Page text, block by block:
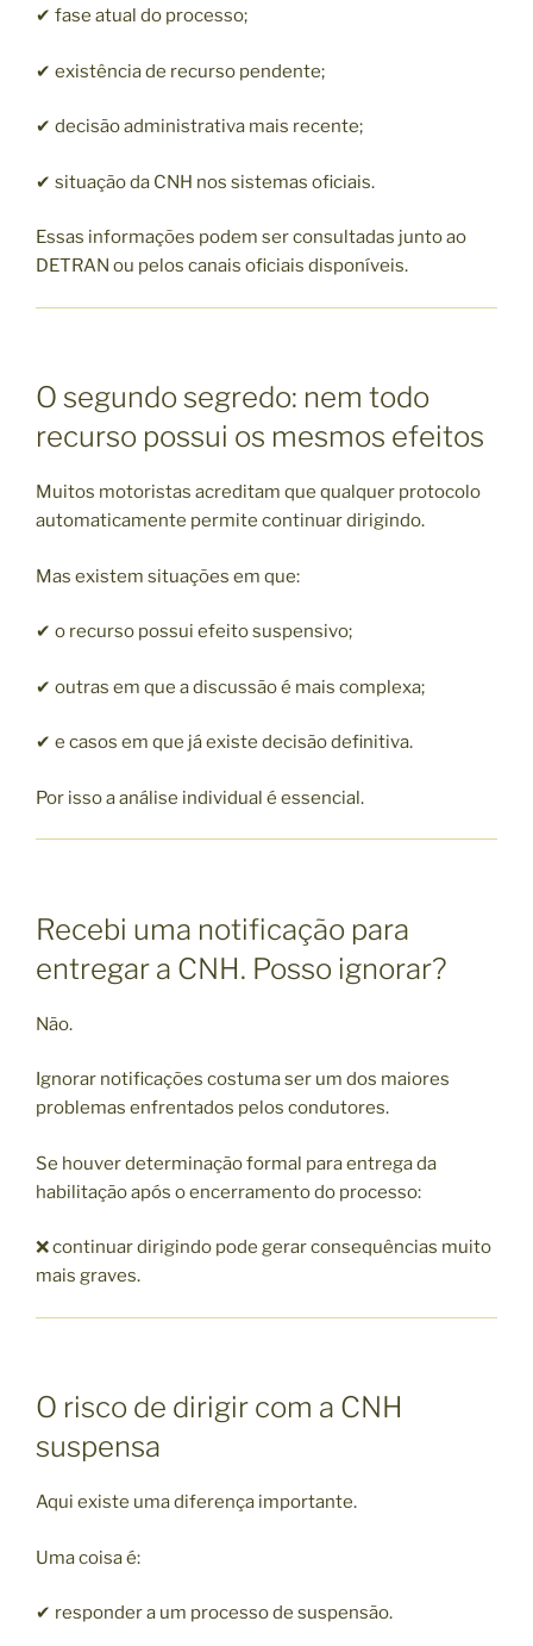
✔ fase atual do processo;
✔ existência de recurso pendente;
✔ decisão administrativa mais recente;
✔ situação da CNH nos sistemas oficiais.
Essas informações podem ser consultadas junto ao
DETRAN ou pelos canais oficiais disponíveis.
O segundo segredo: nem todo
recurso possui os mesmos efeitos
Muitos motoristas acreditam que qualquer protocolo
automaticamente permite continuar dirigindo.
Mas existem situações em que:
✔ o recurso possui efeito suspensivo;
✔ outras em que a discussão é mais complexa;
✔ e casos em que já existe decisão definitiva.
Por isso a análise individual é essencial.
Recebi uma notificação para
entregar a CNH. Posso ignorar?
Não.
Ignorar notificações costuma ser um dos maiores
problemas enfrentados pelos condutores.
Se houver determinação formal para entrega da
habilitação após o encerramento do processo:
❌ continuar dirigindo pode gerar consequências muito
mais graves.
O risco de dirigir com a CNH
suspensa
Aqui existe uma diferença importante.
Uma coisa é:
✔ responder a um processo de suspensão.